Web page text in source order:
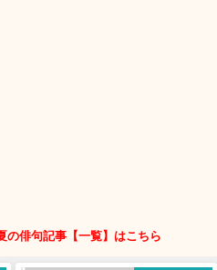
俳句記事【一覧】はこちら